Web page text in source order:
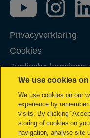
Privacyverklaring
Cookies
Jurdische
Imprint
Klantenservice
Mijn gegevens
We use cookies
We use cookies on our
experience by
visits. By clicking
storing of cookies on
navigation, analyse site